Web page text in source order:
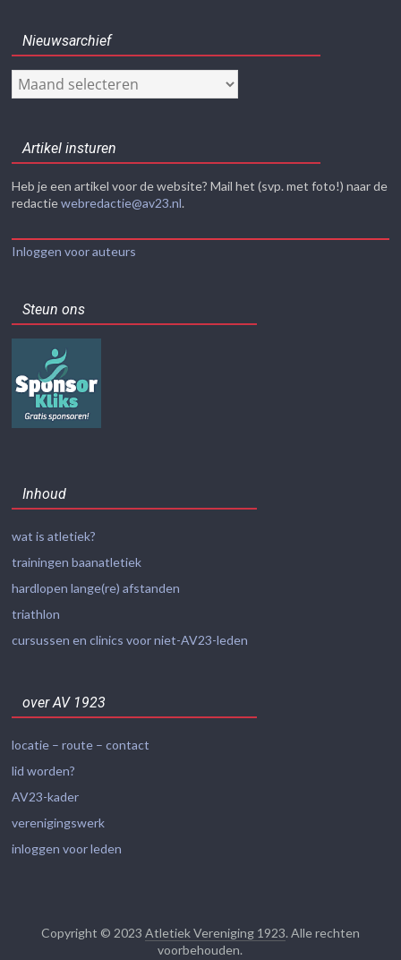
Nieuwsarchief
Nieuwsarchief
Artikel insturen
Heb je een artikel voor de website? Mail het (svp. met foto!) naar de
redactiewebredactie@av23.nl.
Inloggen voor auteurs
Steun ons
Inhoud
wat is atletiek?
trainingen baanatletiek
hardlopen lange(re) afstanden
triathlon
cursussen en clinics voor niet-AV23-leden
over AV 1923
locatie – route – contact
lid worden?
AV23-kader
verenigingswerk
inloggen voor leden
Copyright © 2023 Atletiek Vereniging 1923. Alle rechten
voorbehouden.